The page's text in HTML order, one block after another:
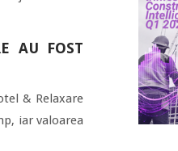
AU FOST
& Relaxare
iar valoarea